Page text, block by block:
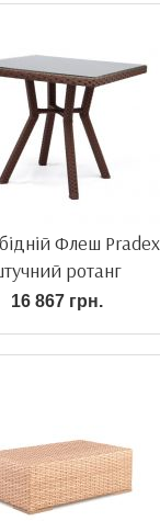
Флеш Pradex
ротанг
16 867 грн.